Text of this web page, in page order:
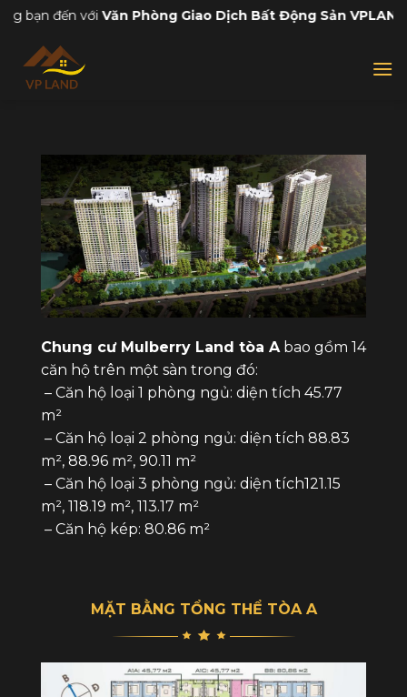
Skip
content
vớiVăn Phòng Giao Dịch Bất Động Sản VPLAND
Chung cư Mulberry Land tòa Abao gồm 14
căn hộ trên một sàn trong đó:
– Căn hộ loại 1 phòng ngủ: diện tích 45.77
m²
– Căn hộ loại 2 phòng ngủ: diện tích 88.83
m², 88.96 m², 90.11 m²
– Căn hộ loại 3 phòng ngủ: diện tích121.15
m², 118.19 m², 113.17 m²
– Căn hộ kép: 80.86 m²
MẶT BẰNG TỔNG THỂ TÒA A